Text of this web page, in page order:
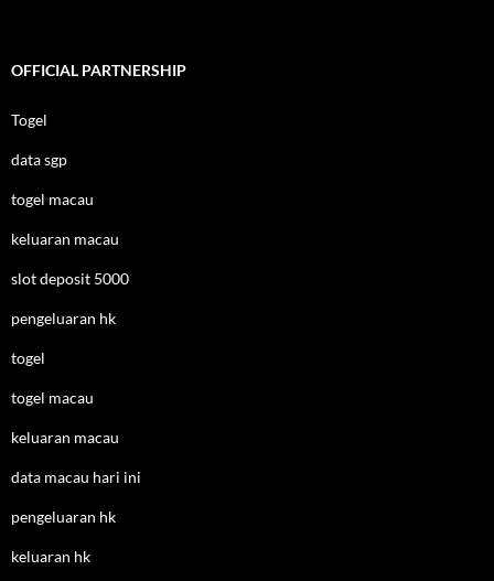
OFFICIAL PARTNERSHIP
Togel
data sgp
togel macau
keluaran macau
slot deposit 5000
pengeluaran hk
togel
togel macau
keluaran macau
data macau hari ini
pengeluaran hk
keluaran hk